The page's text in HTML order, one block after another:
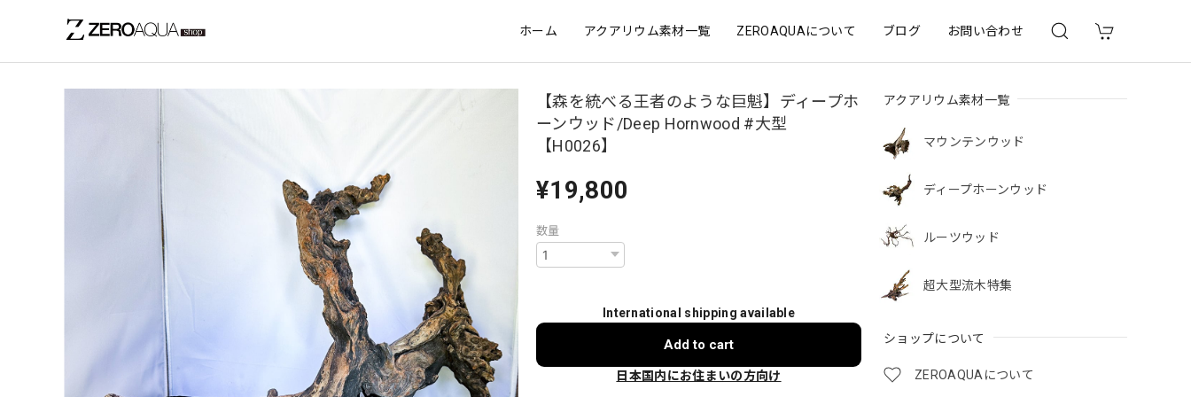
ホーム アクアリウム素材一覧 ZEROAQUAについて ブログ お問い合わせ
アクアリウム素材一覧
マウンテンウッド
ディープホーンウッド
ルーツウッド
超大型流木特集
ショップについて
ZEROAQUAについて
【森を統べる王者のような巨魁】ディープホ
ーンウッド/Deep Hornwood #大型
【H0026】
¥19,800
数量
International shipping available
Add to cart
日本国内にお住まいの方向け